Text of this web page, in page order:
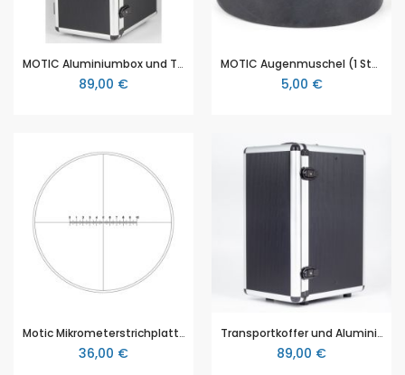
MOTIC Aluminiumbox und Transportkoffer für MOTIC Schulmikroskope
89,00 €
MOTIC Augenmuschel (1 Stck) (RedLine200)
5,00 €
Motic Mikrometerstrichplatte Strichplatte100/10mm, Fadenkreuz, Ø21mm (RedLine200)
36,00 €
Transportkoffer und Aluminiumbox von MOTIC
89,00 €